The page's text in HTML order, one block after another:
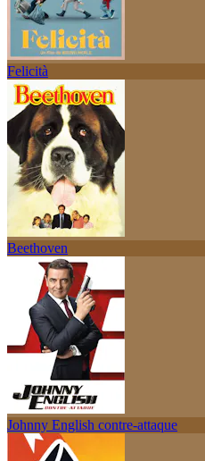
Felicità
Beethoven
Johnny English contre-attaque